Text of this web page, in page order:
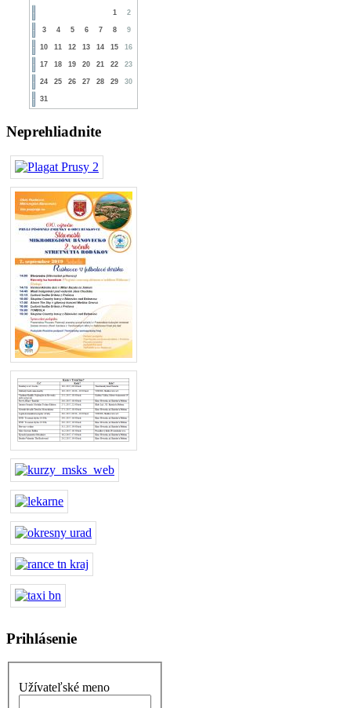
1 2
3 4 5 6 7 8 9
10 11 12 13 14 15 16
17 18 19 20 21 22 23
24 25 26 27 28 29 30
31
Neprehliadnite
Prihlásenie
Užívateľské meno